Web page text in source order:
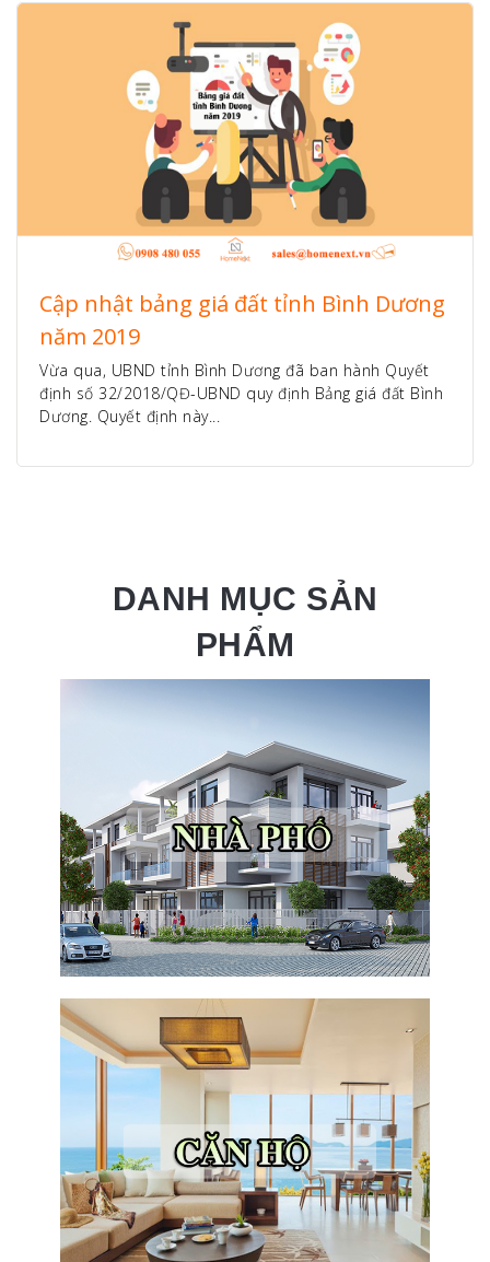
Cập nhật bảng giá đất tỉnh Bình Dương
năm 2019
Vừa qua, UBND tỉnh Bình Dương đã ban hành Quyết
định số 32/2018/QĐ-UBND quy định Bảng giá đất Bình
Dương. Quyết định này...
DANH MỤC SẢN
PHẨM